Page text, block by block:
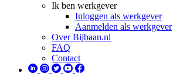
Ik ben werkgever
Inloggen als werkgever
Aanmelden als werkgever
Over Bijbaan.nl
FAQ
Contact